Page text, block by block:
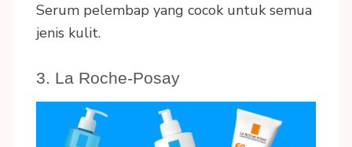
Serum pelembap yang cocok untuk semua
jenis kulit.
3. La Roche-Posay